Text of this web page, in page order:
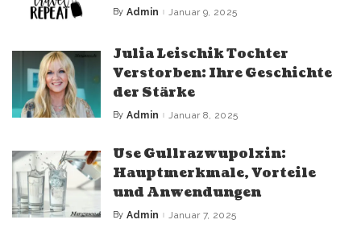
Posted
By Admin Januar 9, 2025
Julia Leischik Tochter
Verstorben: Ihre Geschichte
der Stärke
Posted
By Admin Januar 8, 2025
Use Gullrazwupolxin:
Hauptmerkmale, Vorteile
und Anwendungen
Posted
By Admin Januar 7, 2025